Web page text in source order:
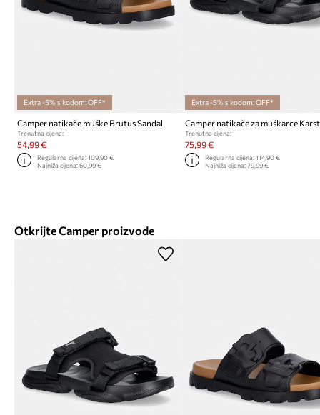
Extra -5% s kodom: OFF*
Camper natikače muške Brutus Sandal
Trenutna cijena:
54,99 €
Regularna cijena:109,90 €
Najniža cijena:60,99 €
Extra -5% s kodom: OFF*
Trenutna cijena:
75,99 €
Regularna cijena: 114,90 €
Najniža cijena: 79,99 €
Otkrijte Camper proizvode